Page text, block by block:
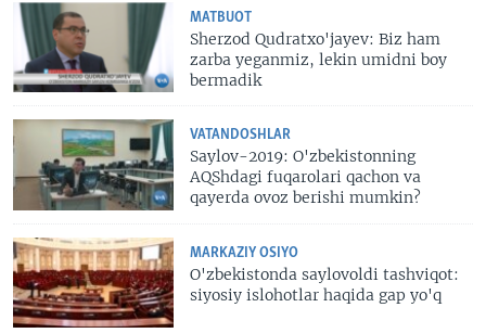
MATBUOT
Sherzod Qudratxo'jayev: Biz ham
zarba yeganmiz, lekin umidni boy
bermadik
VATANDOSHLAR
Saylov-2019: O'zbekistonning
AQShdagi fuqarolari qachon va
qayerda ovoz berishi mumkin?
MARKAZIY OSIYO
O'zbekistonda saylovoldi tashviqot:
siyosiy islohotlar haqida gap yo'q